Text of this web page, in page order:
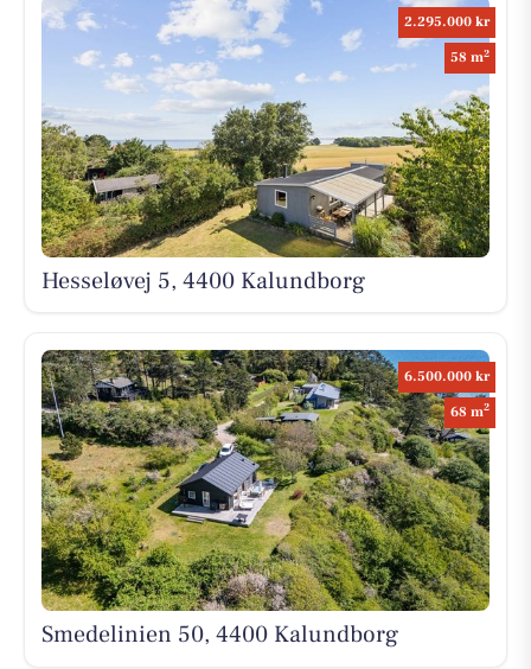
2.295.000 kr
58 m2
Hesseløvej 5, 4400 Kalundborg
6.500.000 kr
68 m2
Smedelinien 50, 4400 Kalundborg